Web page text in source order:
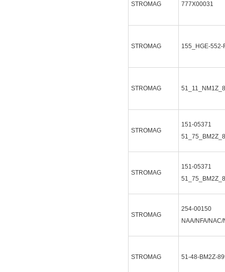
STROMAG 777X00031
STROMAG 155_HGE-552-
STROMAG
STROMAG
151-05371
STROMAG
151-05371
STROMAG
254-00150
NAA/NFA/
STROMAG 51-48-BM2Z-